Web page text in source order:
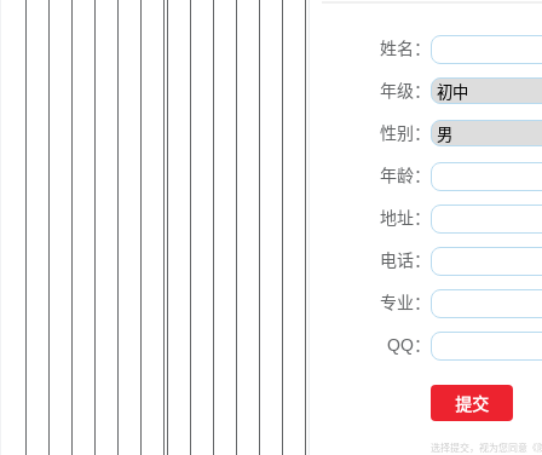
姓名：
年级：
性别：
年龄：
地址：
电话：
专业：
QQ：
选择提交，视为您同意